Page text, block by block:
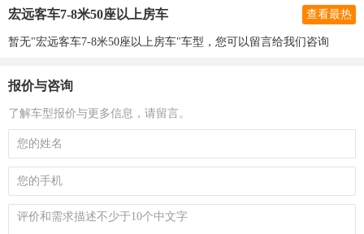
宏远客车7-8米50座以上房车 查看最热
暂无"宏远客车7-8米50座以上房车"车型，您可以留言给我们咨询
报价与咨询
了解车型报价与更多信息，请留言。